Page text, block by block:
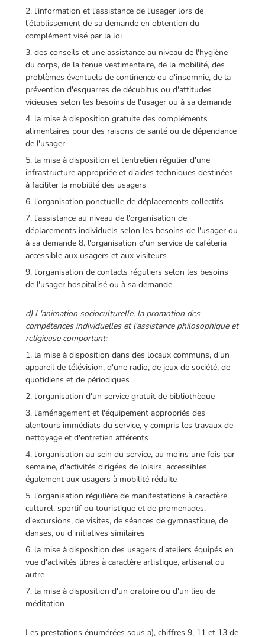
2. l'information et l'assistance de l'usager lors de
l'établissement de sa demande en obtention du
complément visé par la loi
3. des conseils et une assistance au niveau de l'hygiène
du corps, de la tenue vestimentaire, de la mobilité, des
problèmes éventuels de continence ou d'insomnie, de la
prévention d'esquarres de décubitus ou d'attitudes
vicieuses selon les besoins de l'usager ou à sa demande
4. la mise à disposition gratuite des compléments
alimentaires pour des raisons de santé ou de dépendance
de l'usager
5. la mise à disposition et l'entretien régulier d'une
infrastructure appropriée et d'aides techniques destinées
à faciliter la mobilité des usagers
6. l'organisation ponctuelle de déplacements collectifs
7. l'assistance au niveau de l'organisation de
déplacements individuels selon les besoins de l'usager ou
à sa demande 8. l'organisation d'un service de caféteria
accessible aux usagers et aux visiteurs
9. l'organisation de contacts réguliers selon les besoins
de l'usager hospitalisé ou à sa demande
d) L'animation socioculturelle, la promotion des
compétences individuelles et l'assistance philosophique et
religieuse comportant:
1. la mise à disposition dans des locaux communs, d'un
appareil de télévision, d'une radio, de jeux de société, de
quotidiens et de périodiques
2. l'organisation d'un service gratuit de bibliothèque
3. l'aménagement et l'équipement appropriés des
alentours immédiats du service, y compris les travaux de
nettoyage et d'entretien afférents
4. l'organisation au sein du service, au moins une fois par
semaine, d'activités dirigées de loisirs, accessibles
également aux usagers à mobilité réduite
5. l'organisation régulière de manifestations à caractère
culturel, sportif ou touristique et de promenades,
d'excursions, de visites, de séances de gymnastique, de
danses, ou d'initiatives similaires
6. la mise à disposition des usagers d'ateliers équipés en
vue d'activités libres à caractère artistique, artisanal ou
autre
7. la mise à disposition d'un oratoire ou d'un lieu de
méditation
Les prestations énumérées sous a), chiffres 9, 11 et 13 de